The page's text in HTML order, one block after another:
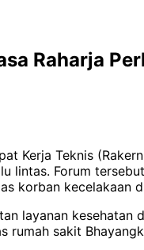
Raharja
Kerja Teknis
lintas. Forum
korban kecelakaan
layanan
rumah sakit